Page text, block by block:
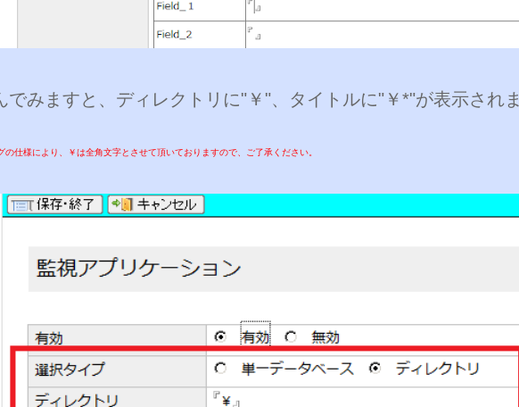
でみますと、ディレクトリに"￥"、タイトルに"￥*"が表示されま
の仕様により、￥は全角文字とさせて頂いておりますので、ご了承ください。